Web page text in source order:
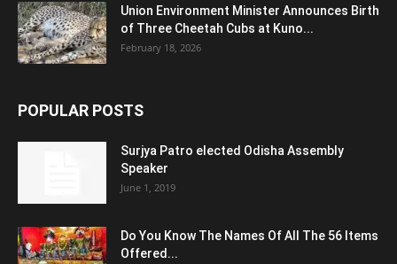
Union Environment Minister Announces Birth
of Three Cheetah Cubs at Kuno...
February 18, 2026
POPULAR POSTS
Surjya Patro elected Odisha Assembly
Speaker
June 1, 2019
Do You Know The Names Of All The 56 Items
Offered...